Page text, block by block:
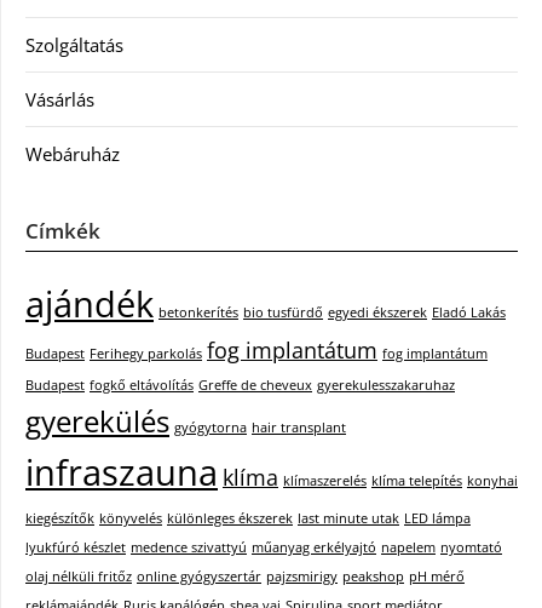
Szolgáltatás
Vásárlás
Webáruház
Címkék
ajándék betonkerítés bio tusfürdő egyedi ékszerek Eladó Lakás
Budapest Ferihegy parkolás fog implantátum fog implantátum
Budapest fogkő eltávolítás Greffe de cheveux gyerekulesszakaruhaz
gyerekülés gyógytorna hair transplant
infraszauna klíma klímaszerelés klíma telepítés konyhai
kiegészítők könyvelés különleges ékszerek last minute utak LED lámpa
lyukfúró készlet medence szivattyú műanyag erkélyajtó napelem nyomtató
olaj nélküli fritőz online gyógyszertár pajzsmirigy peakshop pH mérő